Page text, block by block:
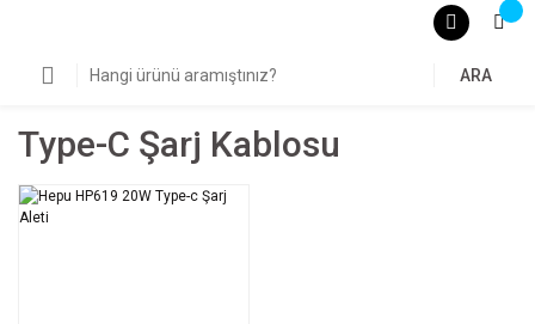
ARA
Type-C Şarj Kablosu